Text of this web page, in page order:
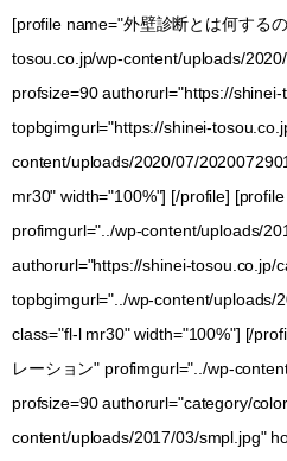
[profile name="外壁診断とは何する
tosou.co.jp/wp-content/uploads/
profsize=90 authorurl="https://
topbgimgurl="https://shinei-
content/uploads/2020/07/
mr30" width="100%"] [/profile]
profimgurl="../wp-content/uploads/
authorurl="https://shinei-tosou.co.jp/
topbgimgurl="../wp-content/uploads/
class="fl-l mr30" width="100%"] [/
レーション" profimgurl="../wp-
profsize=90 authorurl="category/
content/uploads/2017/03/smpl.jpg"